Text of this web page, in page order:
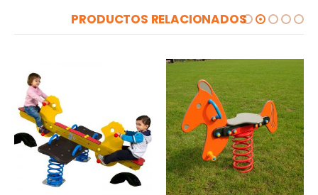
PRODUCTOS RELACIONADOS